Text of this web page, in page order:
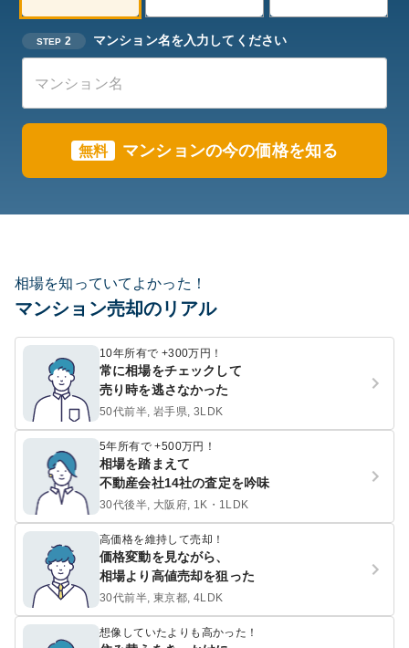
STEP 2 マンション名を入力してください
無料 マンションの今の価格を知る
相場を知っていてよかった！
マンション売却のリアル
10年所有で +300万円！
常に相場をチェックして
売り時を逃さなかった
50代前半, 岩手県, 3LDK
5年所有で +500万円！
相場を踏まえて
不動産会社14社の査定を吟味
30代後半, 大阪府, 1K・1LDK
高価格を維持して売却！
価格変動を見ながら、
相場より高値売却を狙った
30代前半, 東京都, 4LDK
想像していたよりも高かった！